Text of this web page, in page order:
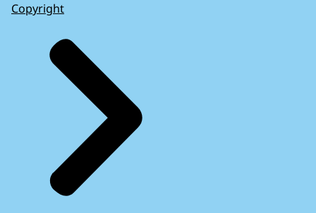
Copyright